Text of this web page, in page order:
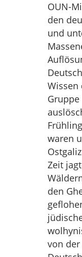
OUN-
den
und
Wissen
waren
Zeit
den
von der